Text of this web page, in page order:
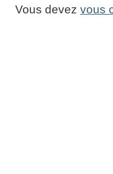
Vous devez vous